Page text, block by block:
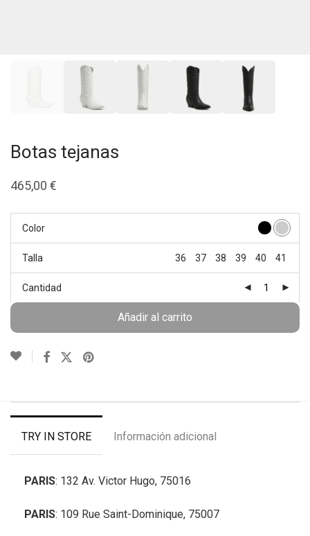
Botas tejanas
465,00 €
Color
Talla 36 37 38 39 40 41
Cantidad
Añadir al carrito
TRY IN STORE Información adicional
PARIS: 132 Av. Victor Hugo, 75016
PARIS: 109 Rue Saint-Dominique, 75007